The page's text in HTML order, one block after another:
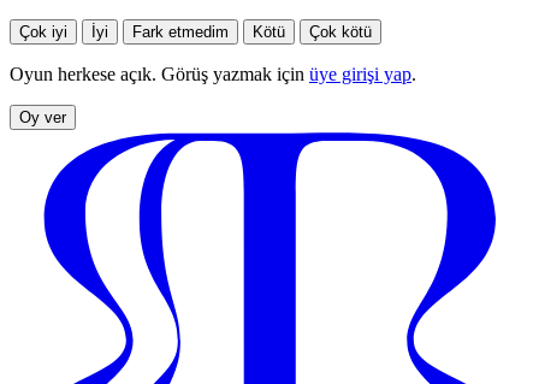
Çok iyi İyi Fark etmedim Kötü Çok kötü
Oyun herkese açık. Görüş yazmak için üye girişi yap.
Oy ver